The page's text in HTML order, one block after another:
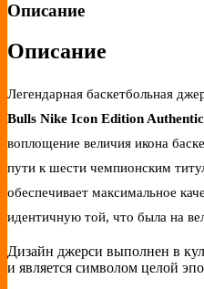
Описание
Описание
Легендарная баскетбольная
Bulls Nike Icon Edition Authentic
воплощение величия икона
пути к шести чемпионским
обеспечивает максимальное
идентичную той, что была на
Дизайн джерси выполнен в
и является символом целой